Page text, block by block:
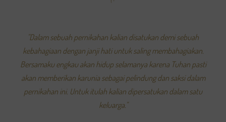
"Dalam sebuah pernikahan kalian disatukan demi sebuah
kebahagiaan dengan janji hati untuk saling membahagiakan.
Bersamaku engkau akan hidup selamanya karena Tuhan pasti
akan memberikan karunia sebagai pelindung dan saksi dalam
pernikahan ini. Untuk itulah kalian dipersatukan dalam satu
keluarga."